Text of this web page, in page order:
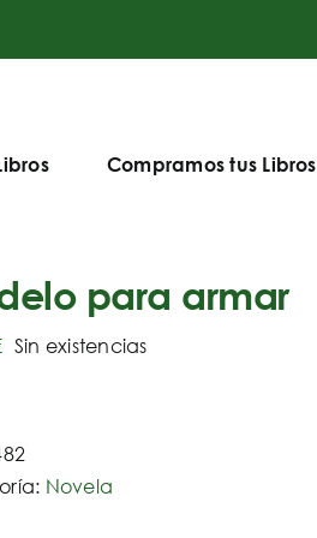
Compramos tus Libros
para armar
Sin existencias
Novela